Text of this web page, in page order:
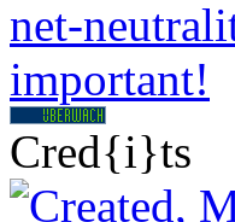
Cred{i}ts